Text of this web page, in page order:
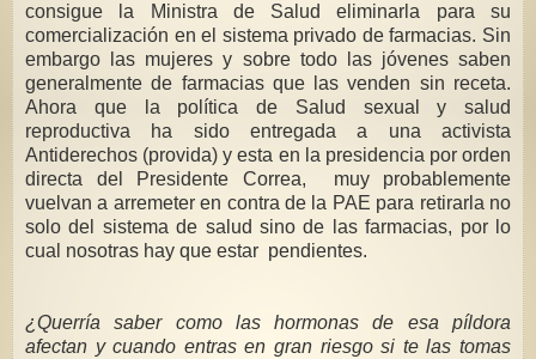
consigue la Ministra de Salud eliminarla para su
comercialización en el sistema privado de farmacias. Sin
embargo las mujeres y sobre todo las jóvenes saben
generalmente de farmacias que las venden sin receta.
Ahora que la política de Salud sexual y salud
reproductiva ha sido entregada a una activista
Antiderechos (provida) y esta en la presidencia por orden
directa del Presidente Correa, muy probablemente
vuelvan a arremeter en contra de la PAE para retirarla no
solo del sistema de salud sino de las farmacias, por lo
cual nosotras hay que estar pendientes.
¿Querría saber como las hormonas de esa píldora
afectan y cuando entras en gran riesgo si te las tomas